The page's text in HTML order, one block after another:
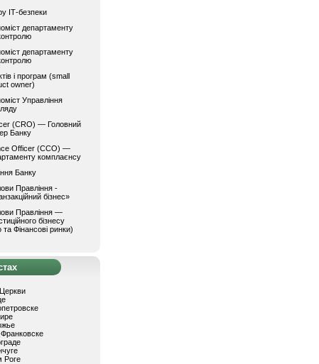
ІТ-безпеки
департаменту
департаменту
і програм (small
owner)
Управління
(CRO) — Головний
Банку
Officer (CCO) —
комплаєнсу
Банку
Правління -
бізнес»
Правління —
бізнесу
Фінансові ринки)
Роге